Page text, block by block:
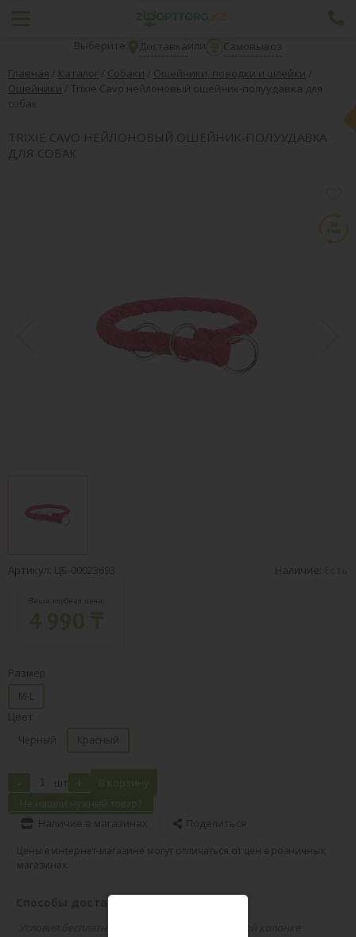
Выберите: Доставкаили
Самовывоз
Главная / Каталог / Собаки / Ошейники, поводки и шлейки /
Ошейники / Trixie Cavo нейлоновый ошейник-полуудавка для
собак
TRIXIE CAVO НЕЙЛОНОВЫЙ ОШЕЙНИК-ПОЛУУДАВКА
ДЛЯ СОБАК
Артикул: ЦБ-00023693 Наличие: Есть
Ваша клубная цена:
Размер
M-L
Цвет
Черный Красный
- шт + В корзину
Не нашли нужный товар?
Наличие в магазинах Поделиться
Цены в интернет-магазине могут отличаться от цен в розничных
магазинах.
Способы доставки вашего заказа